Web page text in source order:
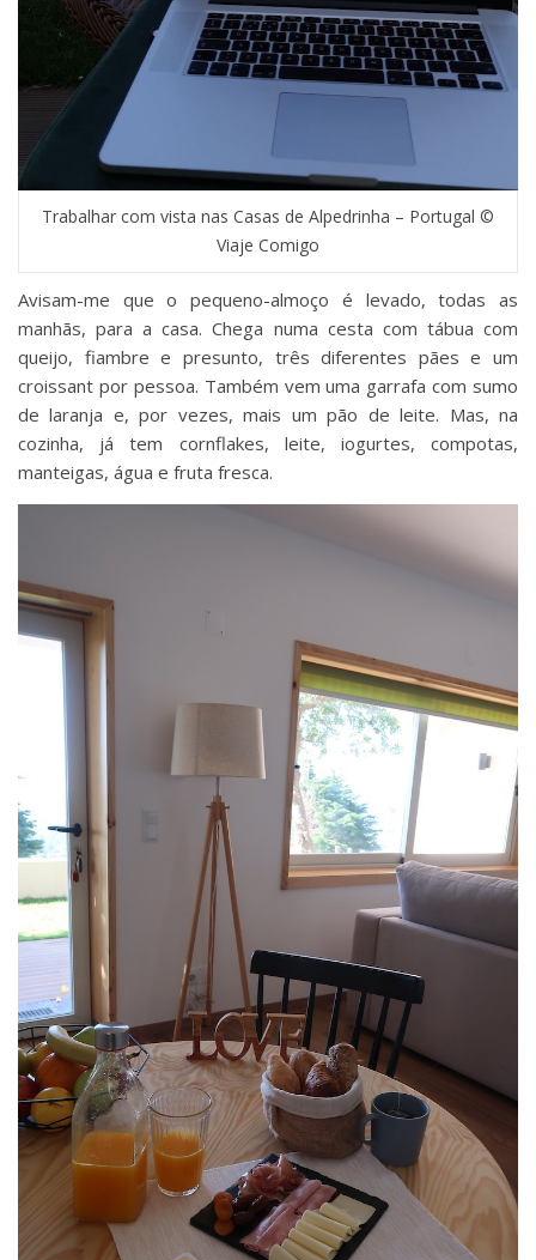
Trabalhar com vista nas Casas de Alpedrinha – Portugal ©
Viaje Comigo
Avisam-me que o pequeno-almoço é levado, todas as
manhãs, para a casa. Chega numa cesta com tábua com
queijo, fiambre e presunto, três diferentes pães e um
croissant por pessoa. Também vem uma garrafa com sumo
de laranja e, por vezes, mais um pão de leite. Mas, na
cozinha, já tem cornflakes, leite, iogurtes, compotas,
manteigas, água e fruta fresca.